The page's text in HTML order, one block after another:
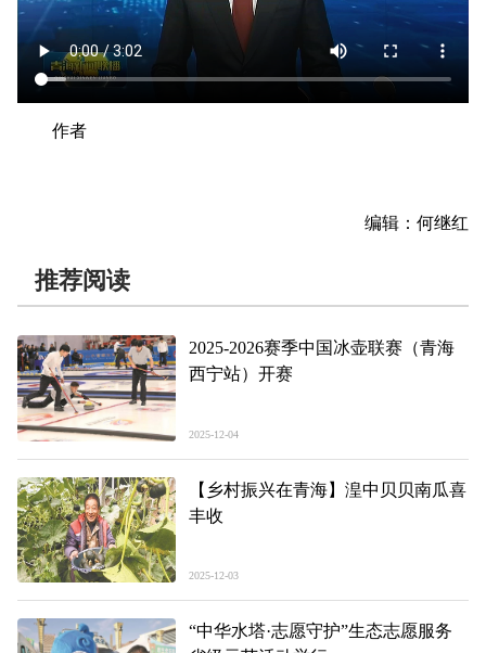
作者
编辑：何继红
推荐阅读
2025-2026赛季中国冰壶联赛（青海
西宁站）开赛
2025-12-04
【乡村振兴在青海】湟中贝贝南瓜喜
丰收
2025-12-03
“中华水塔·志愿守护”生态志愿服务